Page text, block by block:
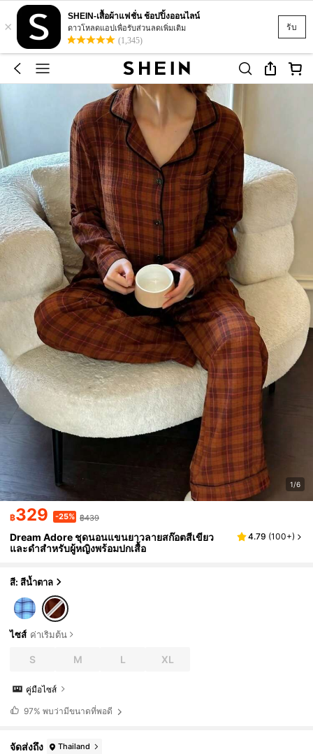
รับ
×
SHEIN-เสื้อผ้าแฟชั่น ช้อปปิ้งออนไลน์
ดาวโหลดแอปเพื่อรับส่วนลดเพิ่มเติม
(1,345)
1/6
฿329 -25% ฿439
Dream Adore ชุดนอนแขนยาวลายสก๊อตสีเขียว
และดำสำหรับผู้หญิงพร้อมปกเสื้อ
4.79 (100+)
สี: สีน้ำตาล
ไซส์ ค่าเริ่มต้น
S M L XL
คู่มือไซส์
97% พบว่ามีขนาดที่พอดี
จัดส่งถึง Thailand